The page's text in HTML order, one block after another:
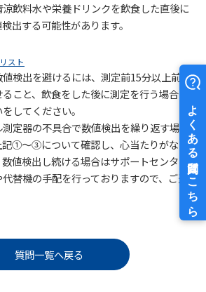
飲料水や栄養ドリンクを飲食した直後に
出する可能性があります。
スト
検出を避けるには、測定前15分以上前に
こと、飲食をした後に測定を行う場合は
してください。
定器の不具合で数値検出を繰り返す場合
記①～③について確認し、心当たりがない
値検出し続ける場合はサポートセンター
替機の手配を行っておりますので、ご連
質問一覧へ戻る